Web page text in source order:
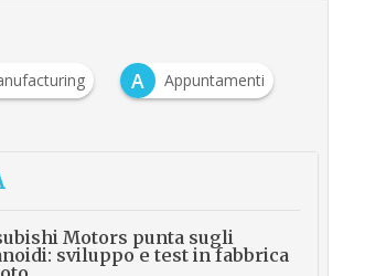
A Appuntamenti
Motors punta sugli
sviluppo e test in fabbrica